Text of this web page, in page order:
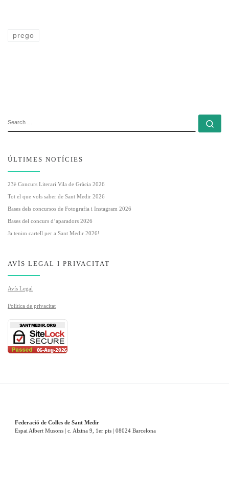
prego
ÚLTIMES NOTÍCIES
23è Concurs Literari Vila de Gràcia 2026
Tot el que vols saber de Sant Medir 2026
Bases dels concursos de Fotografia i Instagram 2026
Bases del concurs d’aparadors 2026
Ja tenim cartell per a Sant Medir 2026!
AVÍS LEGAL I PRIVACITAT
Avís Legal
Política de privacitat
Federació de Colles de Sant Medir
Espai Albert Musons | c. Alzina 9, 1er pis | 08024 Barcelona